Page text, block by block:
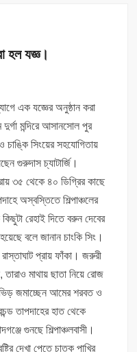
হল যজ্ঞ।
এক যজ্ঞের অনুষ্ঠান করা
মন্দিরে আসানসোল পুর
চাঙ্কি সিংয়ের সহযোগিতায়
গুরুদাস চ্যাটার্জি।
৩৫ থেকে ৪০ ডিগ্রির কাছে
অস্বস্তিতে শিল্পাঞ্চলের
রেহাই দিতে বরুন দেবের
বলে জানান চাংকি সিং।
প্রায় ফাঁকা। জরুরী
মাথায় ছাতা নিয়ে রোজ
জমাচ্ছেন আমের শরবত ও
তাপদাহের হাত থেকে
গুনছে শিল্পাঞ্চলবাসী।
দেখা পেতে চাতক পাখির